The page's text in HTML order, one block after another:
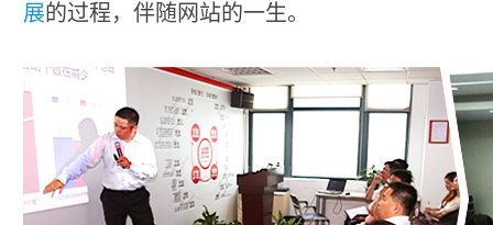
展的过程，伴随网站的一生。